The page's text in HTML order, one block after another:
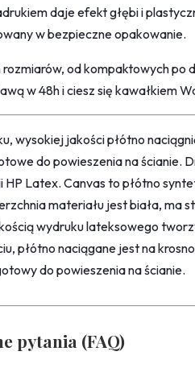
daje efekt głębi i
w bezpieczne opakowanie.
od kompaktowych po
w 48h i ciesz się kawałkiem
wysokiej jakości płótno
do powieszenia na ścianie.
HP Latex. Canvas to płótno
materiału jest biała, ma
wydruku lateksowego
płótno naciągane jest na
do powieszenia na ścianie.
pytania (FAQ)